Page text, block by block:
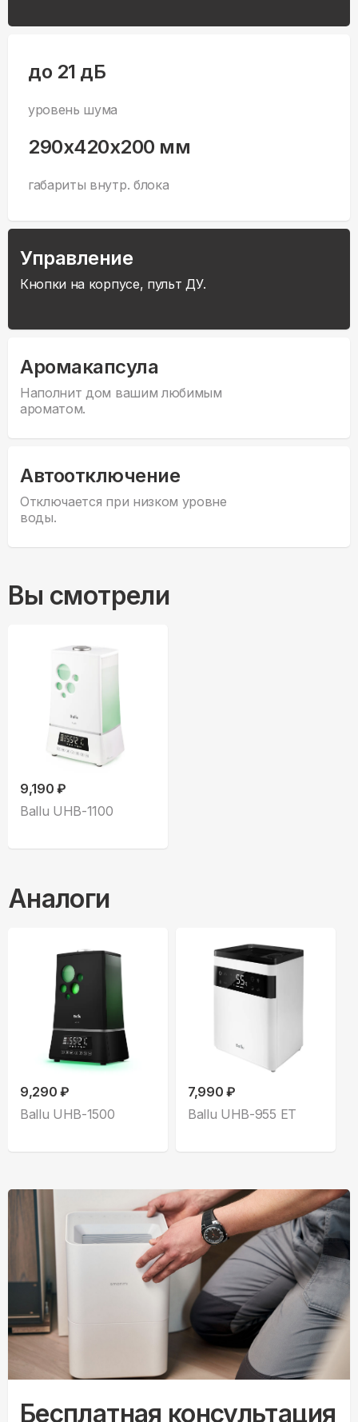
до 21 дБ
уровень шума
290x420x200 мм
габариты внутр. блока
Управление
Кнопки на корпусе, пульт ДУ.
Аромакапсула
Наполнит дом вашим любимым
ароматом.
Автоотключение
Отключается при низком уровне
воды.
Вы смотрели
9,190 ₽
Ballu UHB-1100
Аналоги
9,290 ₽
Ballu UHB-1500
7,990 ₽
Ballu UHB-955 ET
Бесплатная консультация